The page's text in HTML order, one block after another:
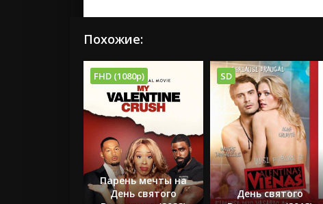
Похожие:
FHD (1080p)
Парень мечты на
День святого
SD
День святого